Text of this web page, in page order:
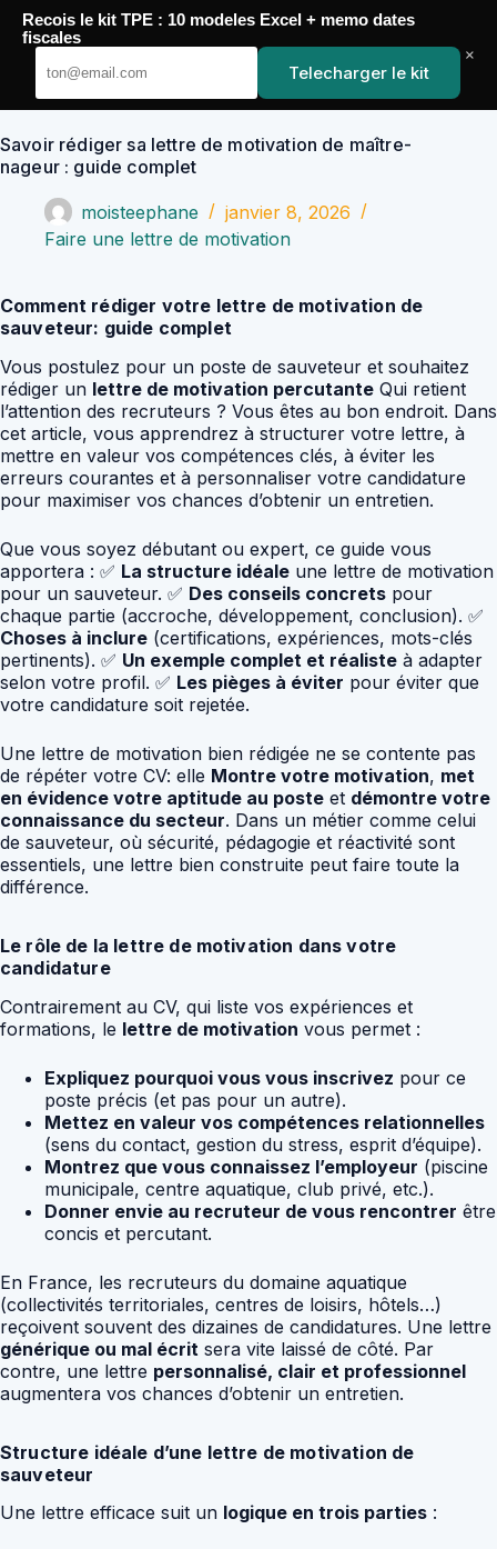
Passer
contenu
YoupiJobs
Savoir rédiger sa lettre de motivation de maître-
nageur : guide complet
moisteephane
janvier 8, 2026
Faire une lettre de motivation
Comment rédiger votre lettre de motivation de
sauveteur: guide complet
Vous postulez pour un poste de sauveteur et souhaitez
rédiger un lettre de motivation percutante Qui retient
l’attention des recruteurs ? Vous êtes au bon endroit. Dans
cet article, vous apprendrez à structurer votre lettre, à
mettre en valeur vos compétences clés, à éviter les
erreurs courantes et à personnaliser votre candidature
pour maximiser vos chances d’obtenir un entretien.
Que vous soyez débutant ou expert, ce guide vous
apportera : ✅ La structure idéale une lettre de motivation
pour un sauveteur. ✅ Des conseils concrets pour
chaque partie (accroche, développement, conclusion). ✅
Choses à inclure (certifications, expériences, mots-clés
pertinents). ✅ Un exemple complet et réaliste à adapter
selon votre profil. ✅ Les pièges à éviter pour éviter que
votre candidature soit rejetée.
Une lettre de motivation bien rédigée ne se contente pas
de répéter votre CV: elle Montre votre motivation, met
en évidence votre aptitude au poste et démontre votre
connaissance du secteur. Dans un métier comme celui
de sauveteur, où sécurité, pédagogie et réactivité sont
essentiels, une lettre bien construite peut faire toute la
différence.
Le rôle de la lettre de motivation dans votre
candidature
Contrairement au CV, qui liste vos expériences et
formations, le lettre de motivation vous permet :
Expliquez pourquoi vous vous inscrivez pour ce
poste précis (et pas pour un autre).
Mettez en valeur vos compétences relationnelles
(sens du contact, gestion du stress, esprit d’équipe).
Montrez que vous connaissez l’employeur (piscine
municipale, centre aquatique, club privé, etc.).
Donner envie au recruteur de vous rencontrer être
concis et percutant.
En France, les recruteurs du domaine aquatique
(collectivités territoriales, centres de loisirs, hôtels…)
reçoivent souvent des dizaines de candidatures. Une lettre
générique ou mal écrit sera vite laissé de côté. Par
contre, une lettre personnalisé, clair et professionnel
augmentera vos chances d’obtenir un entretien.
Structure idéale d’une lettre de motivation de
sauveteur
Une lettre efficace suit un logique en trois parties :
Recois le kit TPE : 10 modeles Excel + memo dates
fiscales
Telecharger le kit
×